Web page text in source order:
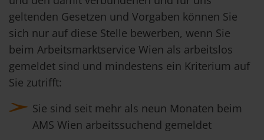
geltenden Gesetzen und Vorgaben können Sie
sich nur auf diese Stelle bewerben, wenn Sie
beim Arbeitsmarktservice Wien als arbeitslos
gemeldet sind und mindestens ein Kriterium auf
Sie zutrifft:
Sie sind seit mehr als neun Monaten beim
AMS Wien arbeitssuchend gemeldet